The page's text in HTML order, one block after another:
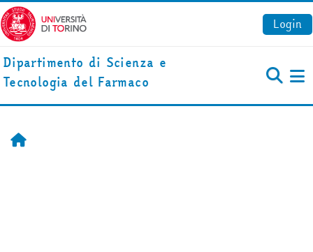
Vai al contenuto principale
Login
Dipartimento di Scienza e
Tecnologia del Farmaco
Home